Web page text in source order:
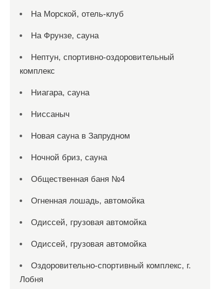
На Морской, отель-клуб
На Фрунзе, сауна
Нептун, спортивно-оздоровительный
комплекс
Ниагара, сауна
Ниссаныч
Новая сауна в Запрудном
Ночной бриз, сауна
Общественная баня №4
Огненная лошадь, автомойка
Одиссей, грузовая автомойка
Одиссей, грузовая автомойка
Оздоровительно-спортивный комплекс, г.
Лобня